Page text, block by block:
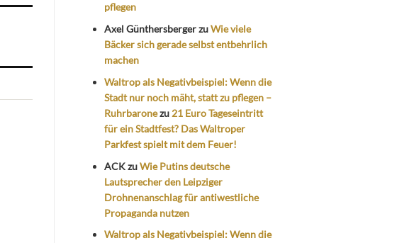
pflegen
Axel GünthersbergerzuWie viele
Bäcker sich gerade selbst entbehrlich
machen
Waltrop als Negativbeispiel: Wenn die
Stadt nur noch mäht, statt zu pflegen –
Ruhrbaronezu 21 Euro Tageseintritt
für ein Stadtfest? Das Waltroper
Parkfest spielt mit dem Feuer!
ACKzuWie Putins deutsche
Lautsprecher den Leipziger
Drohnenanschlag für antiwestliche
Propaganda nutzen
Waltrop als Negativbeispiel: Wenn die